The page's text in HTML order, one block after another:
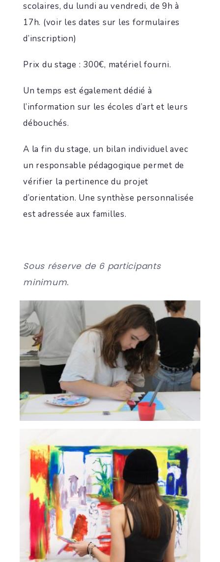
scolaires, du lundi au vendredi, de 9h à
17h. (voir les dates sur les formulaires
d’inscription)
Prix du stage : 300€, matériel fourni.
Un temps est également dédié à
l’information sur les écoles d’art et leurs
débouchés.
A la fin du stage, un bilan individuel avec
un responsable pédagogique permet de
vérifier la pertinence du projet
d’orientation. Une synthèse personnalisée
est adressée aux familles.
Sous réserve de 6 participants
minimum.